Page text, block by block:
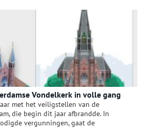
Vondelkerk in volle gang
met het veiligstellen van de
die begin dit jaar afbrandde. In
vergunningen, gaat de